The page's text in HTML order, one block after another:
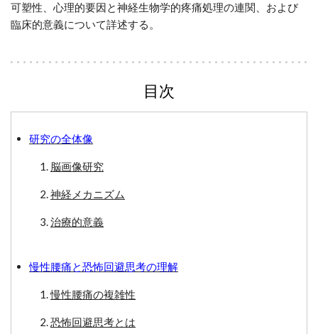
可塑性、心理的要因と神経生物学的疼痛処理の連関、および
臨床的意義について詳述する。
目次
研究の全体像
脳画像研究
神経メカニズム
治療的意義
慢性腰痛と恐怖回避思考の理解
慢性腰痛の複雑性
恐怖回避思考とは